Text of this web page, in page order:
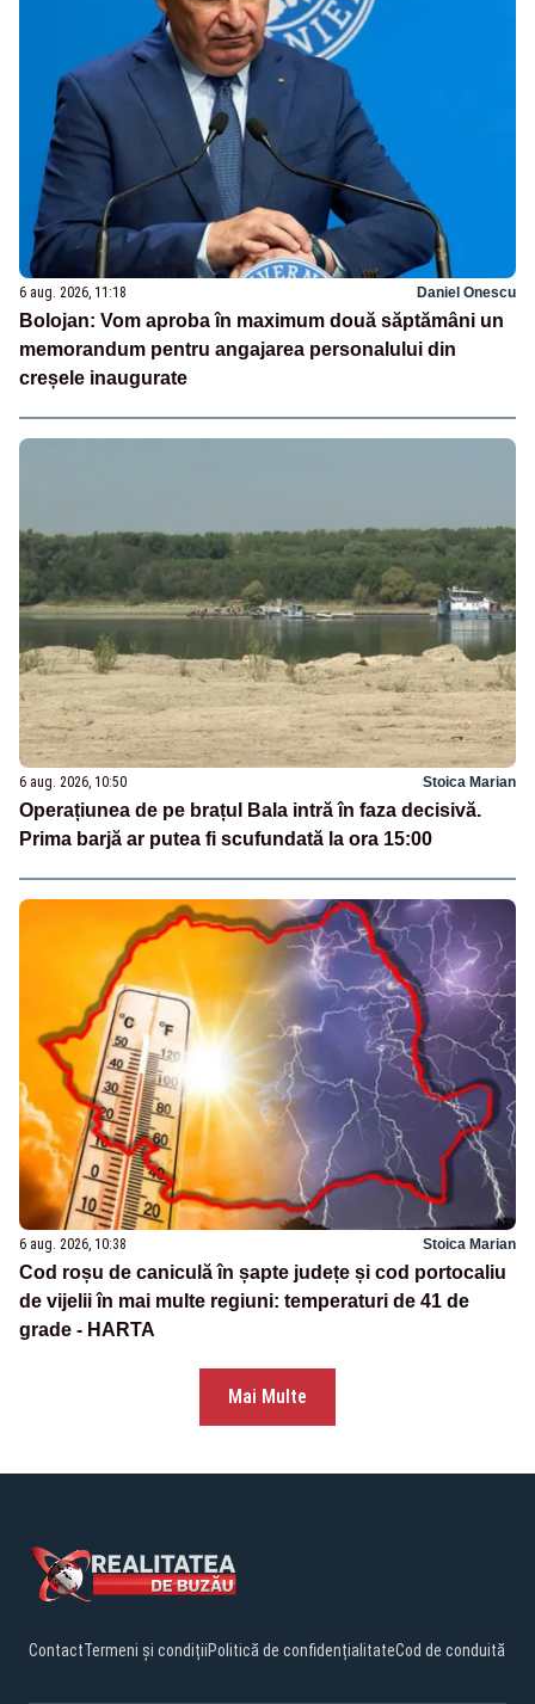
6 aug. 2026, 11:18 Daniel Onescu
Bolojan: Vom aproba în maximum două săptămâni un
memorandum pentru angajarea personalului din
creșele inaugurate
6 aug. 2026, 10:50 Stoica Marian
Operațiunea de pe brațul Bala intră în faza decisivă.
Prima barjă ar putea fi scufundată la ora 15:00
6 aug. 2026, 10:38 Stoica Marian
Cod roșu de caniculă în șapte județe și cod portocaliu
de vijelii în mai multe regiuni: temperaturi de 41 de
grade - HARTA
Mai Multe
ContactTermeni și condițiiPolitică de confidențialitateCod de conduită